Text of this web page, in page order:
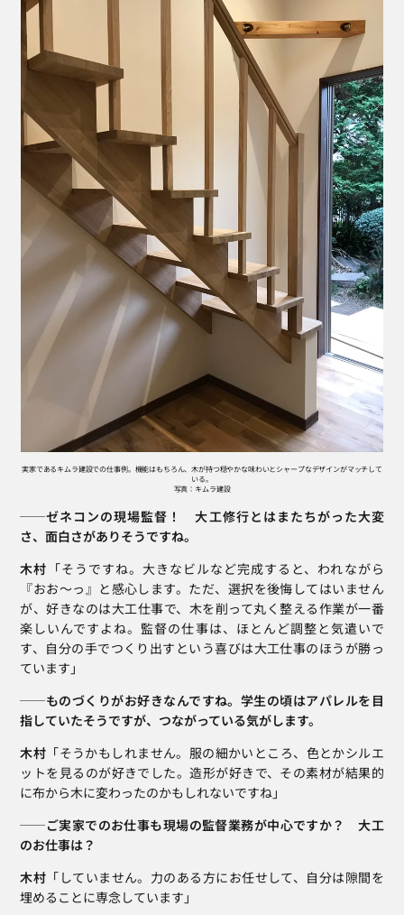
実家であるキムラ建設での仕事例。機能はもちろん、木が持つ穏やかな味わいとシャープなデザインがマッチして
いる。
写真：キムラ建設
──ゼネコンの現場監督！　大工修行とはまたちがった大変
さ、面白さがありそうですね。
木村 「そうですね。大きなビルなど完成すると、われながら
『おお～っ』と感心します。ただ、選択を後悔してはいません
が、好きなのは大工仕事で、木を削って丸く整える作業が一番
楽しいんですよね。監督の仕事は、ほとんど調整と気遣いで
す、自分の手でつくり出すという喜びは大工仕事のほうが勝っ
ています」
──ものづくりがお好きなんですね。学生の頃はアパレルを目
指していたそうですが、つながっている気がします。
木村 「そうかもしれません。服の細かいところ、色とかシルエ
ットを見るのが好きでした。造形が好きで、その素材が結果的
に布から木に変わったのかもしれないですね」
──ご実家でのお仕事も現場の監督業務が中心ですか？　大工
のお仕事は？
木村 「していません。力のある方にお任せして、自分は隙間を
埋めることに専念しています」